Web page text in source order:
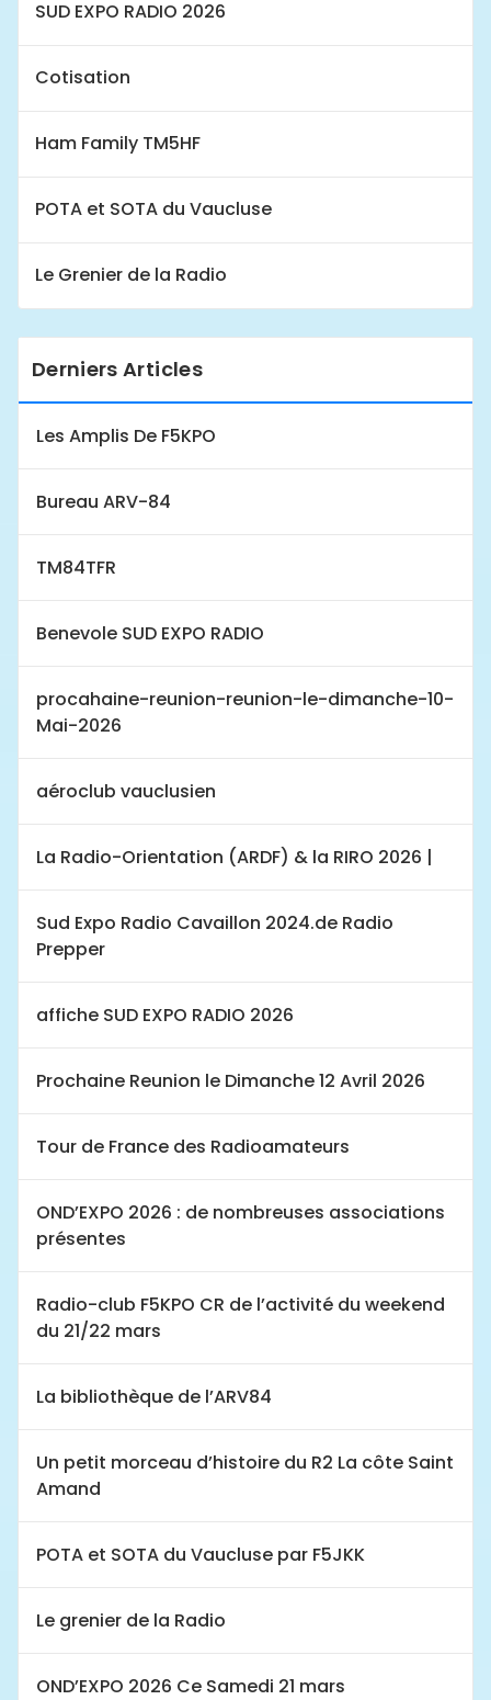
SUD EXPO RADIO 2026
Cotisation
Ham Family TM5HF
POTA et SOTA du Vaucluse
Le Grenier de la Radio
Derniers Articles
Les Amplis De F5KPO
Bureau ARV-84
TM84TFR
Benevole SUD EXPO RADIO
procahaine-reunion-reunion-le-dimanche-10-
Mai-2026
aéroclub vauclusien
La Radio-Orientation (ARDF) & la RIRO 2026 |
Sud Expo Radio Cavaillon 2024.de Radio
Prepper
affiche SUD EXPO RADIO 2026
Prochaine Reunion le Dimanche 12 Avril 2026
Tour de France des Radioamateurs
OND’EXPO 2026 : de nombreuses associations
présentes
Radio-club F5KPO CR de l’activité du weekend
du 21/22 mars
La bibliothèque de l’ARV84
Un petit morceau d’histoire du R2 La côte Saint
Amand
POTA et SOTA du Vaucluse par F5JKK
Le grenier de la Radio
OND’EXPO 2026 Ce Samedi 21 mars